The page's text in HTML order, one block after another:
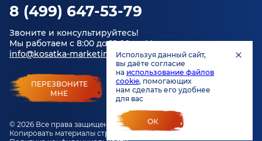
8 (499) 647-53-79
Звоните и консультируйтесь!
Мы работаем с 8:00 до 18:00 по Москве.
info@kosatka-marketing.ru
ПЕРЕЗВОНИТЕ
МНЕ
© 2026 Все права защищены.
Копировать материалы строго запрещено.
Используя данный сайт,
вы даёте согласие
на использование файлов
cookie, помогающих
нам сделать его удобнее
для вас
ОК